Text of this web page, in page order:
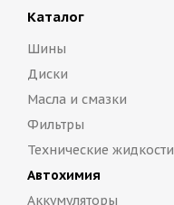
Каталог
Шины
Диски
Масла и смазки
Фильтры
Технические жидкости
Автохимия
Аккумуляторы